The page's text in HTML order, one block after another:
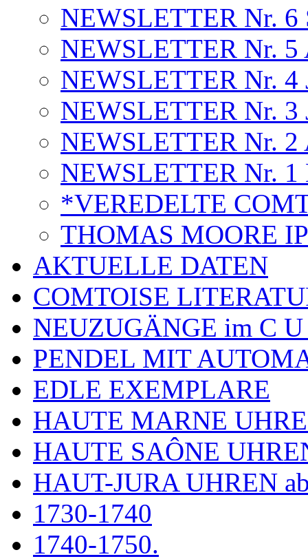
NEWSLETTER Nr. 6
NEWSLETTER Nr. 5
NEWSLETTER Nr. 4
NEWSLETTER Nr. 3
NEWSLETTER Nr.
NEWSLETTER Nr. 1
*VEREDELTE
THOMAS MOORE
AKTUELLE DATEN
COMTOISE
NEUZUGÄNGE im C
PENDEL MIT
EDLE EXEMPLARE
HAUTE MARNE
HAUTE SAÔNE
HAUT-JURA UHREN
1730-1740
1740-1750.